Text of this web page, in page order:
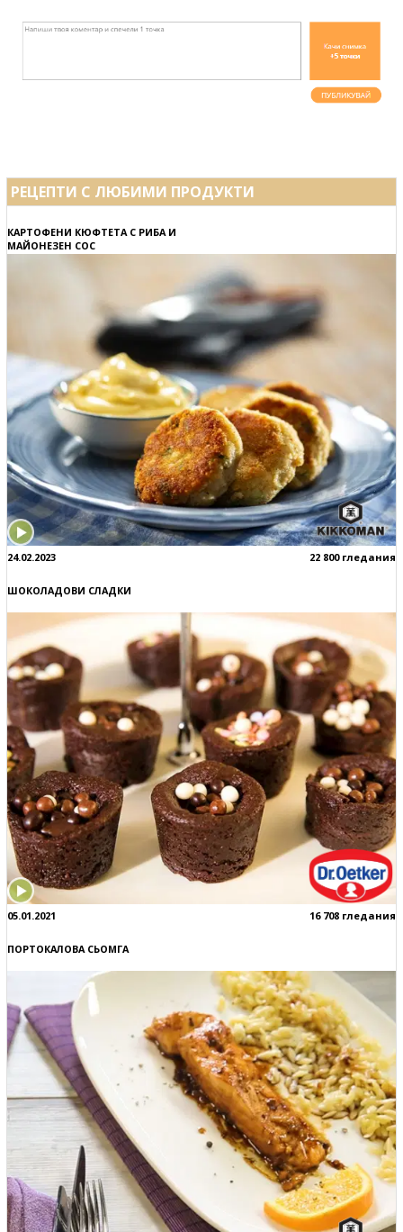
РЕЦЕПТИ С ЛЮБИМИ ПРОДУКТИ
КАРТОФЕНИ КЮФТЕТА С РИБА И
МАЙОНЕЗЕН СОС
24.02.2023 22 800 гледания
ШОКОЛАДОВИ СЛАДКИ
05.01.2021 16 708 гледания
ПОРТОКАЛОВА СЬОМГА